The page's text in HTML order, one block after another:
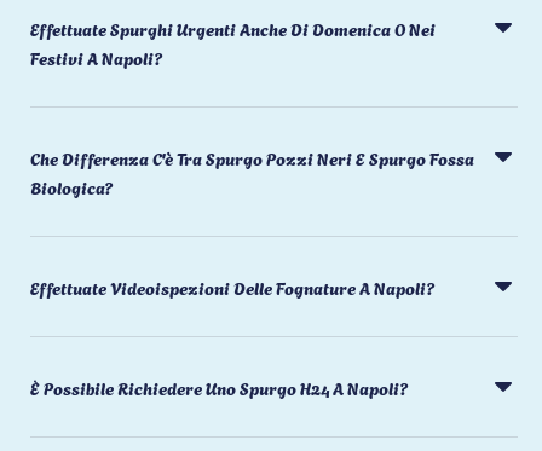
Effettuate Spurghi Urgenti Anche Di Domenica O Nei
Festivi A Napoli?
Che Differenza C'è Tra Spurgo Pozzi Neri E Spurgo Fossa
Biologica?
Effettuate Videoispezioni Delle Fognature A Napoli?
È Possibile Richiedere Uno Spurgo H24 A Napoli?